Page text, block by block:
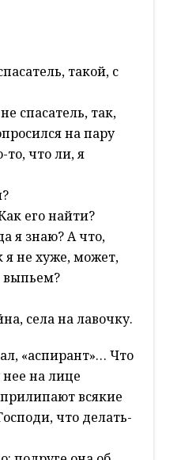
такой, с
спасатель, так,
на пару
то, что ли, я
его найти?
я знаю? А что,
я не хуже, может,
выпьем?
села на лавочку.
«аспирант»… Что
нее на лице
всякие
что делать-